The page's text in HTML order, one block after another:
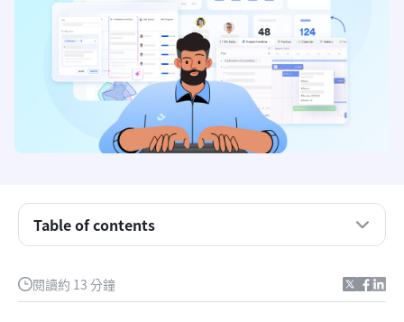
閱讀約 13 分鐘
Table of contents
為什麼 IT 專案範例很重要
誰負責IT專案